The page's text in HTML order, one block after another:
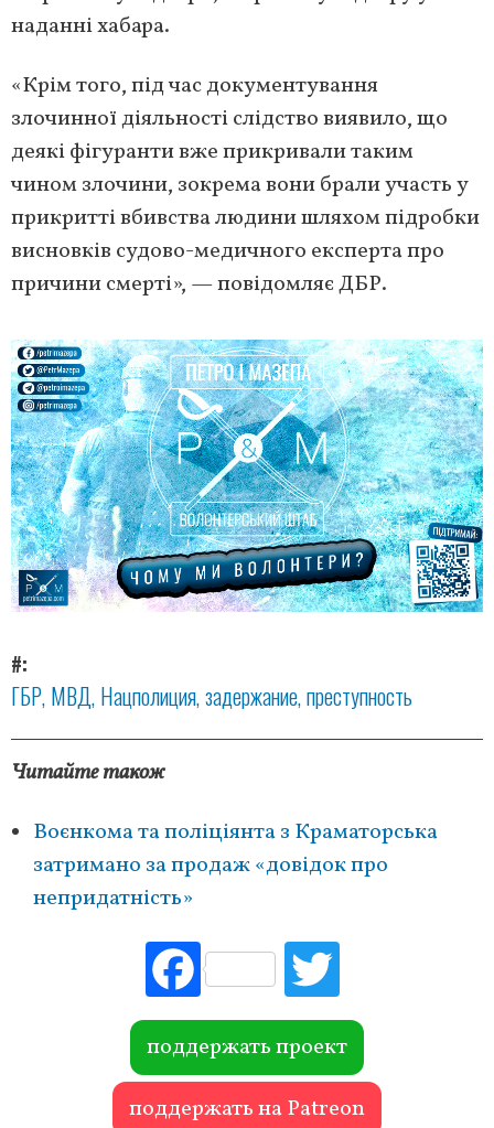
наданні хабара.
«Крім того, під час документування
злочинної діяльності слідство виявило, що
деякі фігуранти вже прикривали таким
чином злочини, зокрема вони брали участь у
прикритті вбивства людини шляхом підробки
висновків судово-медичного експерта про
причини смерті», — повідомляє ДБР.
#
ГБР МВД Нацполиция задержание преступность
Читайте також
Воєнкома та поліціянта з Краматорська
затримано за продаж «довідок про
непридатність»
Fac
ebo
ok r
поддержать проект
поддержать на Patreon